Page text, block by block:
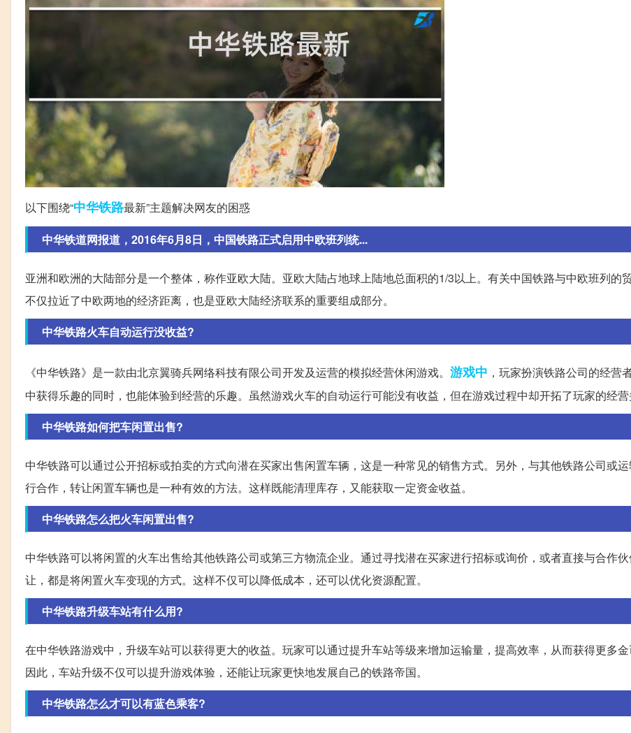
以下围绕“中华铁路最新”主题解决网友的困惑
中华铁道网报道，2016年6月8日，中国铁路正式启用中欧班列统...
亚洲和欧洲的大陆部分是一个整体，称作亚欧大陆。亚欧大陆占地球上陆地总面积的1/3以上。有关中国铁路与中欧班列的
不仅拉近了中欧两地的经济距离，也是亚欧大陆经济联系的重要组成部分。
中华铁路火车自动运行没收益?
《中华铁路》是一款由北京翼骑兵网络科技有限公司开发及运营的模拟经营休闲游戏。 游戏中 ，玩家扮演铁路公司的经营
中获得乐趣的同时，也能体验到经营的乐趣。虽然游戏火车的自动运行可能没有收益，但在游戏过程中却开拓了玩家的经营
中华铁路如何把车闲置出售?
中华铁路可以通过公开招标或拍卖的方式向潜在买家出售闲置车辆，这是一种常见的销售方式。另外，与其他铁路公司或
行合作，转让闲置车辆也是一种有效的方法。这样既能清理库存，又能获取一定资金收益。
中华铁路怎么把火车闲置出售?
中华铁路可以将闲置的火车出售给其他铁路公司或第三方物流企业。通过寻找潜在买家进行招标或询价，或者直接与合作
让，都是将闲置火车变现的方式。这样不仅可以降低成本，还可以优化资源配置。
中华铁路升级车站有什么用?
在中华铁路游戏中，升级车站可以获得更大的收益。玩家可以通过提升车站等级来增加运输量，提高效率，从而获得更多金
因此，车站升级不仅可以提升游戏体验，还能让玩家更快地发展自己的铁路帝国。
中华铁路怎么才可以有蓝色乘客?